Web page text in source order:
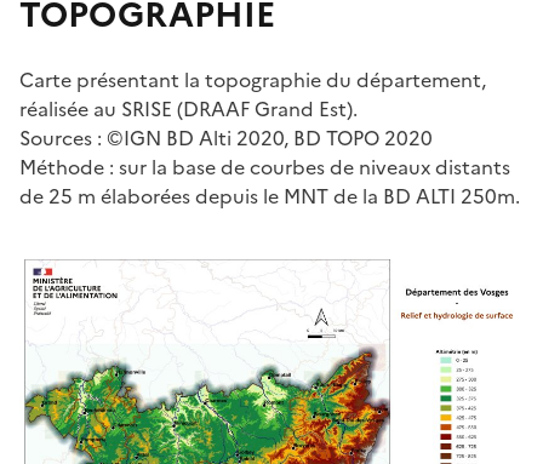
TOPOGRAPHIE
Carte présentant la topographie du département,
réalisée au SRISE (DRAAF Grand Est).
Sources : ©IGN BD Alti 2020, BD TOPO 2020
Méthode : sur la base de courbes de niveaux distants
de 25 m élaborées depuis le MNT de la BD ALTI 250m.